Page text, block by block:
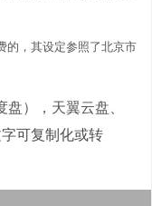
的，其设定参照了北京市
），天翼云盘、
可复制化或转